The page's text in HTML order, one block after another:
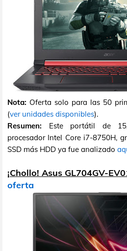
Nota: Oferta solo para las 50
(ver unidades disponibles).
Resumen: Este portátil de
procesador Intel Core i7-8750H,
SSD más HDD ya fue analizado
¡Chollo! Asus GL704GV-
oferta